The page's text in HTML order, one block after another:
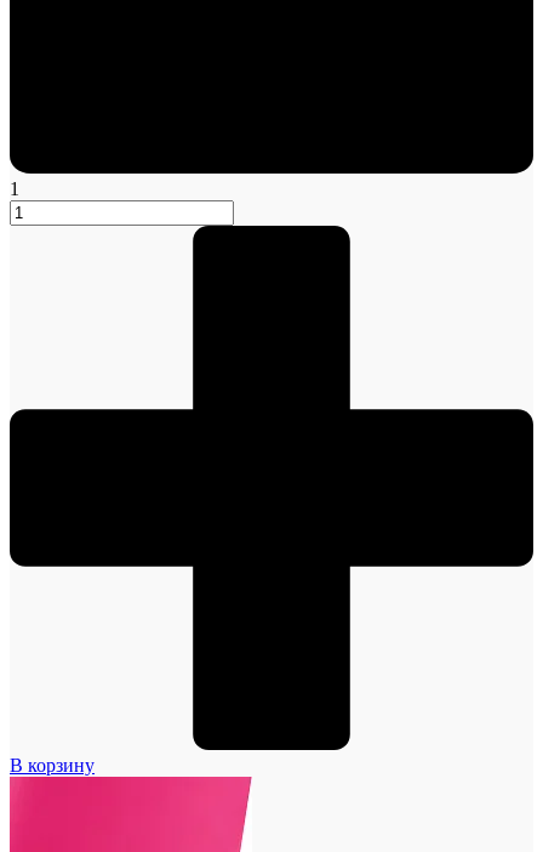
1
В корзину